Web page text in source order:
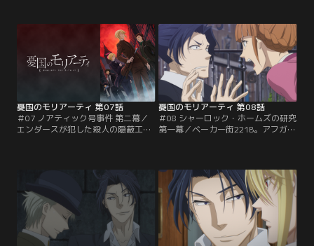
た酒場の女給が、橋の上から身を投
げて亡くなったばかり。大学の経営
を手伝うジェントリーのダドリー
は、特に心配する必要はないと言う
が…。不審に思ったウィリアムはふ
たりの仲間を呼び寄せ…。
の劇場化”。ウィリアムが犯罪劇の
最初の舞台として選んだのは、豪華
客船「ノアティック号」。主演は若
き伯爵、ブリッツ・エンダース。彼
には人狩りをしているという黒い噂
があって…。
憂国のモリアーティ 第07話
＃07 ノアティック号事件 第二幕／
エンダースが犯した殺人の隠蔽工作
備は着々と進められていた。船内に
作られた豪華な劇場で、世界初の船
上バレエの上演が始まった。そして
その裏で、犯罪劇の幕も切って落と
される…！ウィリアム達に翻弄され
たエンダースは…。
憂国のモリアーティ 第08話
＃08 シャーロック・ホームズの研究
第一幕／ベーカー街221B。アフガン
た。しかし出会って早々、なぜかシ
ャーロックがドレッバー伯爵殺害容
疑で逮捕されてしまう！現場には血
文字でシャーロックの名前が残され
ていたほか、証拠品も多数見つかっ
たというのだが…。